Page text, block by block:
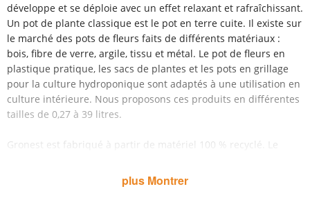
développe et se déploie avec un effet relaxant et rafraîchissant.
Un pot de plante classique est le pot en terre cuite. Il existe sur
le marché des pots de fleurs faits de différents matériaux :
bois, fibre de verre, argile, tissu et métal. Le pot de fleurs en
plastique pratique, les sacs de plantes et les pots en grillage
pour la culture hydroponique sont adaptés à une utilisation en
culture intérieure. Nous proposons ces produits en différentes
tailles de 0,27 à 39 litres.
Gronest est fabriqué à partir de matériel 100 % recyclé. Le
empêche que les racines ne s'enroulent car les pointes des
racines se prennent dans le tissu et permettent aux pousses
plus Montrer